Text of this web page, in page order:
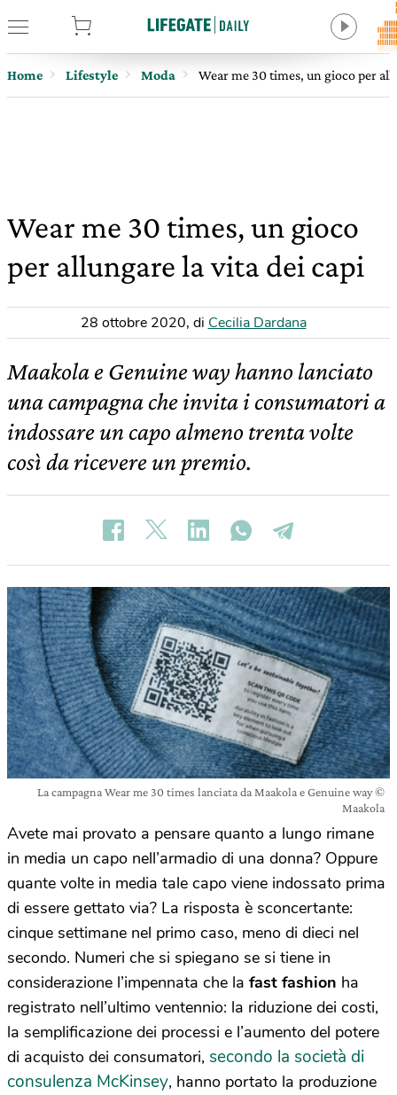
Home Lifestyle Moda Wear me 30 times, un gioco per
Wear me 30 times, un gioco
per allungare la vita dei capi
28 ottobre 2020, di Cecilia Dardana
Maakola e Genuine way hanno lanciato
una campagna che invita i consumatori a
indossare un capo almeno trenta volte
così da ricevere un premio.
La campagna Wear me 30 times lanciata da Maakola e Genuine way ©
Maakola
Avete mai provato a pensare quanto a lungo rimane
in media un capo nell’armadio di una donna? Oppure
quante volte in media tale capo viene indossato prima
di essere gettato via? La risposta è sconcertante:
cinque settimane nel primo caso, meno di dieci nel
secondo. Numeri che si spiegano se si tiene in
considerazione l’impennata che la fast fashion ha
registrato nell’ultimo ventennio: la riduzione dei costi,
la semplificazione dei processi e l’aumento del potere
di acquisto dei consumatori, secondo la società di
consulenza McKinsey, hanno portato la produzione